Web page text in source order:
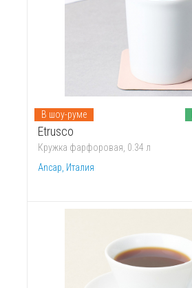
Etrusco
Кружка фарфоровая, 0.34 л
Ancap, Италия
В шоу-руме